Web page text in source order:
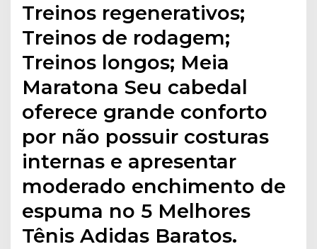
Treinos regenerativos;
Treinos de rodagem;
Treinos longos; Meia
Maratona Seu cabedal
oferece grande conforto
por não possuir costuras
internas e apresentar
moderado enchimento de
espuma no 5 Melhores
Tênis Adidas Baratos.